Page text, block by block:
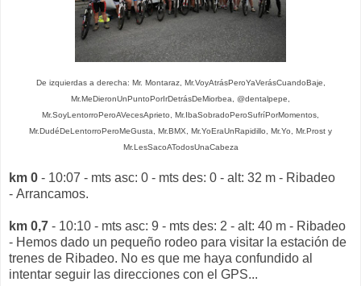
De izquierdas a derecha: Mr. Montaraz, Mr.VoyAtrásPeroYaVerásCuandoBaje,
Mr.MeDieronUnPuntoPorIrDetrásDeMiorbea, @dentalpepe,
Mr.SoyLentorroPeroAVecesAprieto, Mr.IbaSobradoPeroSufríPorMomentos,
Mr.DudéDeLentorroPeroMeGusta, Mr.BMX, Mr.YoEraUnRapidillo, Mr.Yo, Mr.Prost y
Mr.LesSacoATodosUnaCabeza
km 0 - 10:07 - mts asc: 0 - mts des: 0 - alt: 32 m - Ribadeo
- Arrancamos.
km 0,7 - 10:10 - mts asc: 9 - mts des: 2 - alt: 40 m - Ribadeo
- Hemos dado un pequeño rodeo para visitar la estación de
trenes de Ribadeo. No es que me haya confundido al
intentar seguir las direcciones con el GPS...